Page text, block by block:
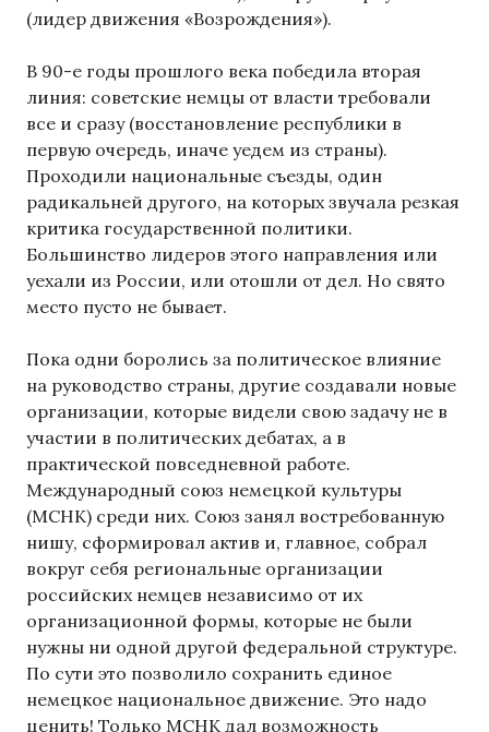
(лидер движения «Возрождения»).
В 90-е годы прошлого века победила вторая
линия: советские немцы от власти требовали
все и сразу (восстановление республики в
первую очередь, иначе уедем из страны).
Проходили национальные съезды, один
радикальней другого, на которых звучала резкая
критика государственной политики.
Большинство лидеров этого направления или
уехали из России, или отошли от дел. Но свято
место пусто не бывает.
Пока одни боролись за политическое влияние
на руководство страны, другие создавали новые
организации, которые видели свою задачу не в
участии в политических дебатах, а в
практической повседневной работе.
Международный союз немецкой культуры
(МСНК) среди них. Союз занял востребованную
нишу, сформировал актив и, главное, собрал
вокруг себя региональные организации
российских немцев независимо от их
организационной формы, которые не были
нужны ни одной другой федеральной структуре.
По сути это позволило сохранить единое
немецкое национальное движение. Это надо
ценить! Только МСНК дал возможность